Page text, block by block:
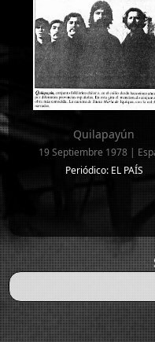
Quilapayún
19 Septiembre 1978 |
Periódico: EL PAÍS